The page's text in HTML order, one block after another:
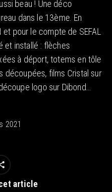
beau ! Une déco
dans le 13ème. En
et pour le compte de SEFAL
et installé : flèches
à déport, totems en tôle
découpées, films Cristal sur
logo sur Dibond…
2021
article